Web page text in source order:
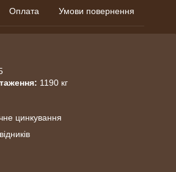
Оплата Умови повернення
1190 кг
цинкування